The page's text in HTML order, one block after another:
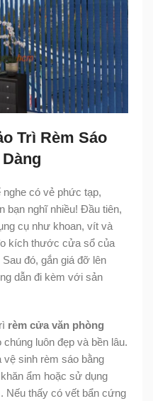
Trì Rèm Sáo
nghe có vẻ phức tạp,
bạn nghĩ nhiều! Đầu tiên,
cụ như khoan, vít và
kích thước cửa sổ của
đó, gắn giá đỡ lên
dẫn đi kèm với sản
rèm cửa văn phòng
luôn đẹp và bền lâu.
sinh rèm sáo bằng
ẩm hoặc sử dụng
Nếu thấy có vết bẩn cứng